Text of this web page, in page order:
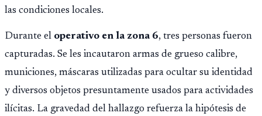
las condiciones locales.
Durante el operativo en la zona 6, tres personas fueron
capturadas. Se les incautaron armas de grueso calibre,
municiones, máscaras utilizadas para ocultar su identidad
y diversos objetos presuntamente usados para actividades
ilícitas. La gravedad del hallazgo refuerza la hipótesis de